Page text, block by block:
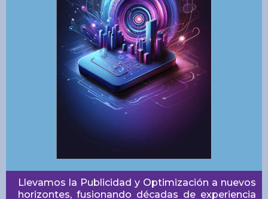
Llevamos la Publicidad y Optimización a nuevos
horizontes, fusionando décadas de experiencia